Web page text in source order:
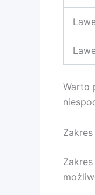
Warto